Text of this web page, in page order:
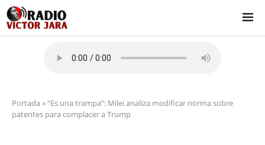
Portada »“Es una trampa”: Milei analiza modificar norma sobre
patentes para complacer a Trump